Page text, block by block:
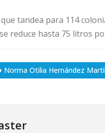
tandea para 114
reduce hasta 75 litros
Norma Otilia Hernández